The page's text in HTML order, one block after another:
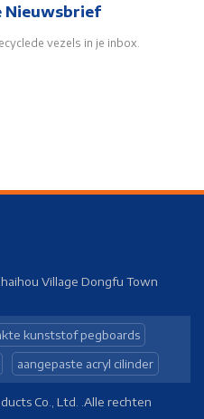
Nieuwsbrief
vezels in je inbox.
Village Dongfu Town
kunststof pegboards
aangepaste acryl cilinder
Co., Ltd. .Alle rechten